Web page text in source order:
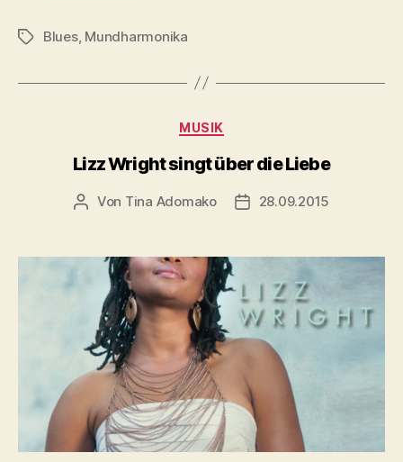
Schlagwörter
Blues, Mundharmonika
Kategorien
MUSIK
Lizz Wright singt über die Liebe
Beitragsautor
Von Tina Adomako Veröffentlichungsdatum
28.09.2015